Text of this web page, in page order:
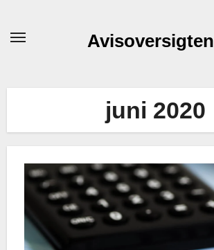
Avisoversigten
juni 2020